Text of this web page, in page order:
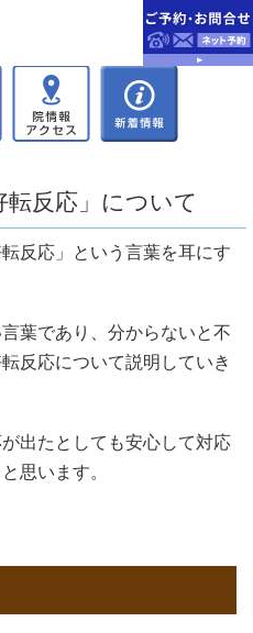
反応」について
反応」という言葉を耳にす
葉であり、分からないと不
反応について説明していき
出たとしても安心して対応
思います。